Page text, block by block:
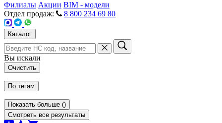
Филиалы Акции BIM - модели
Отдел продаж:
8 800 234 69 80
Каталог
Вы искали
Очистить
По тегам
Показать больше ()
Смотреть все результаты